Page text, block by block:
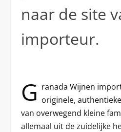
naar de site
importeur.
G ranada Wijnen
originele,
van overwegend kleine
allemaal uit de zuidelijke